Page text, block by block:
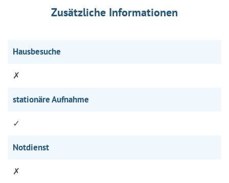
Zusätzliche Informationen
Hausbesuche
✗
stationäre Aufnahme
✓
Notdienst
✗